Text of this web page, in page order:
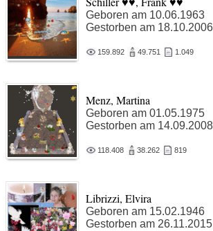
Geboren am 10.06.1963
Gestorben am 18.10.2006
159.892 49.751 1.049
Menz, Martina
Geboren am 01.05.1975
Gestorben am 14.09.2008
118.408 38.262 819
Librizzi, Elvira
Geboren am 15.02.1946
Gestorben am 26.11.2015